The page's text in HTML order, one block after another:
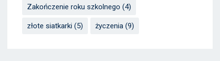
Zakończenie roku szkolnego (4)
złote siatkarki (5) życzenia (9)